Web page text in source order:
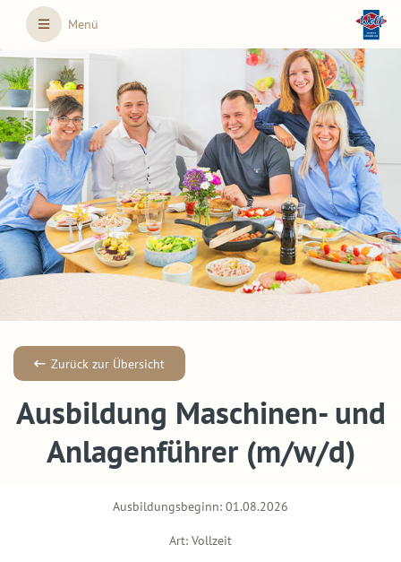
Skip to main content
Menü
Zurück zur Übersicht
Ausbildung Maschinen- und
Anlagenführer (m/w/d)
Ausbildungsbeginn: 01.08.2026
Art: Vollzeit